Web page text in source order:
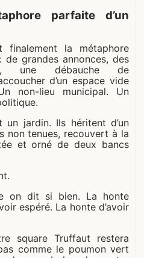
parfaite d’un
finalement la métaphore
grandes annonces, des
une débauche de
d’un espace vide
non-lieu municipal. Un
un jardin. Ils héritent d’un
non tenues, recouvert à la
et orné de deux bancs
espéré. La honte d’avoir
square Truffaut restera
comme le poumon vert